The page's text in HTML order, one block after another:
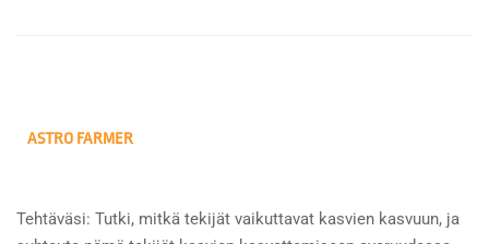
ASTRO FARMER
Tehtäväsi: Tutki, mitkä tekijät vaikuttavat kasvien kasvuun, ja